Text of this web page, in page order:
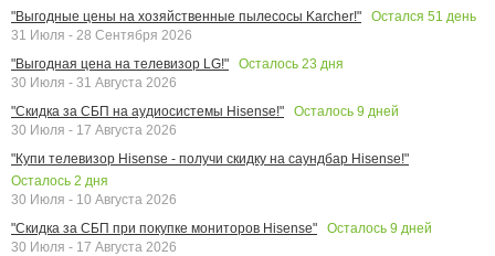
"Выгодные цены на хозяйственные пылесосы Karcher!"
Остался 51 день
31 Июля - 28 Сентября 2026
"Выгодная цена на телевизор LG!"
Осталось 23 дня
30 Июля - 31 Августа 2026
"Скидка за СБП на аудиосистемы Hisense!"
Осталось 9 дней
30 Июля - 17 Августа 2026
"Купи телевизор Hisense - получи скидку на саундбар Hisense!"
Осталось 2 дня
30 Июля - 10 Августа 2026
"Скидка за СБП при покупке мониторов Hisense"
Осталось 9 дней
30 Июля - 17 Августа 2026